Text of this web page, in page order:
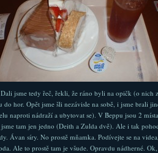
jsme tedy řeč, řekli, že ráno byli na opičk (o nich
hor. Opět jsme šli nezávisle na sobě, i jsme brali
naproti nádraží a ubytovat se). V Beppu jsou 2
tam jen jedno (Deith a Zulda dvě). Ale i tak
Ávan síry. No prostě mňamka. Podívejte se na
Ale to prostě tam je všude. Opravdu nádherné.